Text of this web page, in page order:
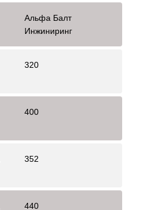
Альфа Балт
Инжиниринг
320
400
352
440